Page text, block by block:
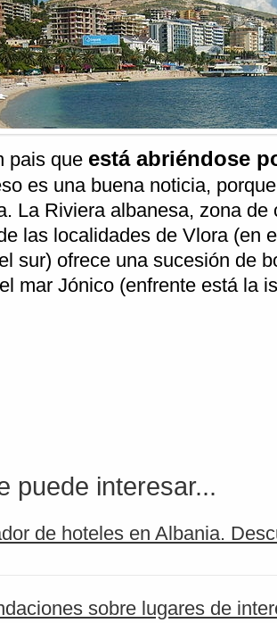
pais que está abriéndose
es una buena noticia,
La Riviera albanesa, zona de
las localidades de Vlora (en
sur) ofrece una sucesión de
mar Jónico (enfrente está la
puede interesar...
de hoteles en Albania.
sobre lugares de